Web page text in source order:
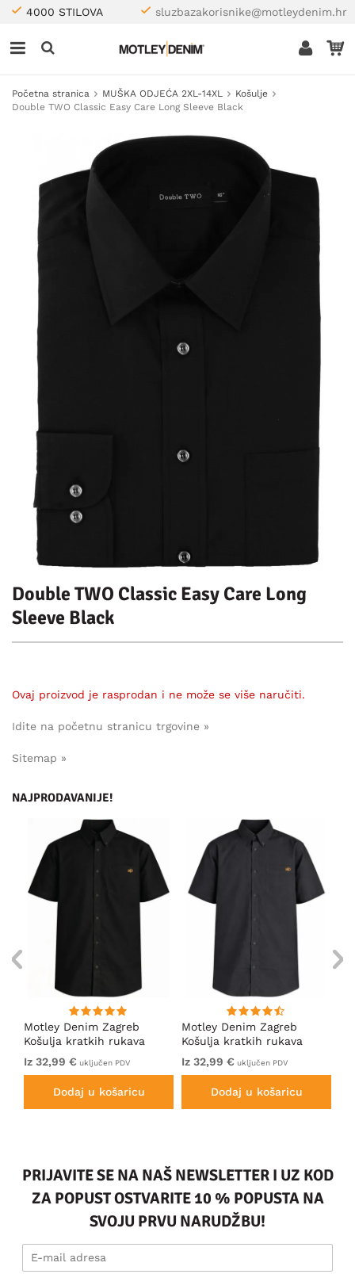
4000 STILOVA sluzbazakorisnike@motleydenim.hr
Početna stranica MUŠKA ODJEĆA 2XL-14XL
Košulje
Double TWO Classic Easy Care Long Sleeve Black
Double TWO Classic Easy Care Long
Sleeve Black
Ovaj proizvod je rasprodan i ne može se više naručiti.
Idite na početnu stranicu trgovine »
Sitemap »
NAJPRODAVANIJE!
Motley Denim Zagreb
Košulja kratkih rukava
Crna
Iz 32,99 € uključen PDV
Dodaj u košaricu
Motley Denim Zagreb
Košulja kratkih rukava
Antracit
Iz 32,99 € uključen PDV
Dodaj u košaricu
PRIJAVITE SE NA NAŠ NEWSLETTER I UZ KOD
ZA POPUST OSTVARITE 10 % POPUSTA NA
SVOJU PRVU NARUDŽBU!